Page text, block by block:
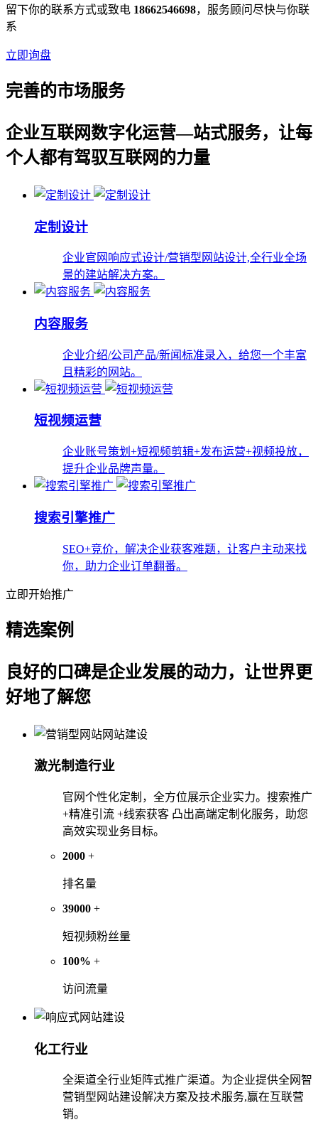
留下你的联系方式或致电 18662546698，服务顾问尽快与你联
系
立即询盘
完善的市场服务
企业互联网数字化运营—站式服务，让每
个人都有驾驭互联网的力量
定制设计
企业官网响应式设计/营销型网站设计,全行业全场
景的建站解决方案。
内容服务
企业介绍/公司产品/新闻标准录入，给您一个丰富
且精彩的网站。
短视频运营
企业账号策划+短视频剪辑+发布运营+视频投放，
提升企业品牌声量。
搜索引擎推广
SEO+竞价，解决企业获客难题，让客户主动来找
你，助力企业订单翻番。
立即开始推广
精选案例
良好的口碑是企业发展的动力，让世界更
好地了解您
激光制造行业
官网个性化定制，全方位展示企业实力。搜索推广
+精准引流 +线索获客 凸出高端定制化服务，助您
高效实现业务目标。
2000 +
排名量
39000 +
短视频粉丝量
100% +
访问流量
化工行业
全渠道全行业矩阵式推广渠道。为企业提供全网智
营销型网站建设解决方案及技术服务,赢在互联营
销。